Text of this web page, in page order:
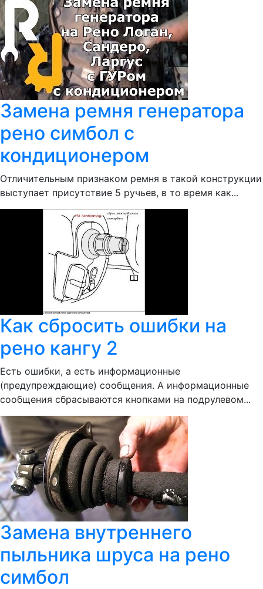
Замена ремня генератора
рено симбол с
кондиционером
Отличительным признаком ремня в такой конструкции
выступает присутствие 5 ручьев, в то время как...
Как сбросить ошибки на
рено кангу 2
Есть ошибки, а есть информационные
(предупреждающие) сообщения. А информационные
сообщения сбрасываются кнопками на подрулевом...
Замена внутреннего
пыльника шруса на рено
симбол